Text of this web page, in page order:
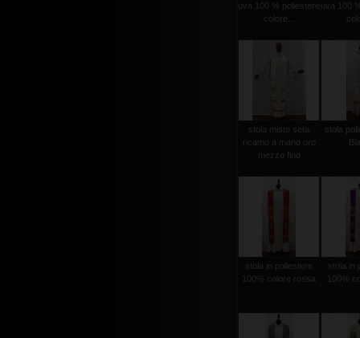
uva 100 % poliestere
colore...
uva 100
stola misto seta
ricamo a mano oro
mezzo fino
stola
stola in poliestere
100% colore rossa
stola in
100%